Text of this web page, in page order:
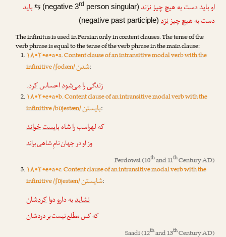
اوباید دست به هیچ چیزنزند (negative 3rd person singular)
⇆ باید
دست به هیچ چیزنزد (negative past participle)
The infinitus is used in Persian only in content clauses. The tense of the
verb phrase is equal to the tense of the verb phrase in the main clause:
۱۸•۲•e•a•a. Content clause of an intransitive modal verb with the
infinitive /ʃodæn/شدن:
زندگی رامی‌شوداحساسکرد.
۱۸•۲•e•a•b. Content clause of an intransitive modal verb with the
infinitive /bɒjestæn/بایستن:
که لهراسب را شاهبایستخواند
وز او در جهان نامِ شاهیبراند
Ferdowsi(10thand 11thCentury AD)
۱۸•۲•e•a•c. Content clause of an intransitive modal verb with the
infinitive /ʃɒjestæn/شایستن:
نشایدبه دارو دواکردشان
که کس مطّلع نیست بر دردشان
th th